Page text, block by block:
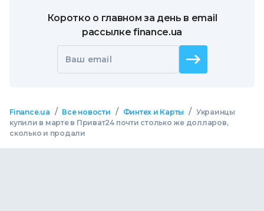
Коротко о главном за день в email
рассылке finance.ua
Ваш email
Finance.ua / Все новости / Финтех и Карты / Украинцы
купили в марте в Приват24 почти столько же долларов,
сколько и продали